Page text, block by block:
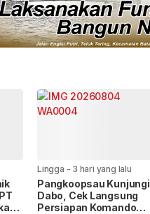
Lingga - 3 hari yang lalu
Pangkoopsau Kunjungi
Dabo, Cek Langsung
Persiapan Komando